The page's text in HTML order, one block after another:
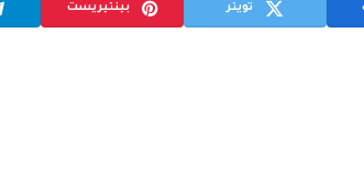
تويتر بينتيريست